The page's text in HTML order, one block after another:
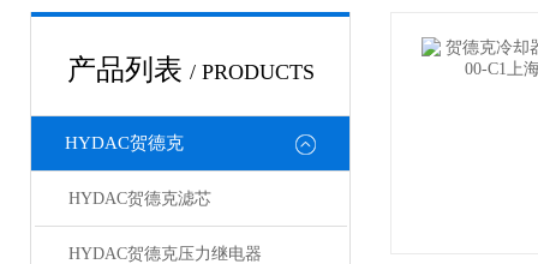
产品列表 / PRODUCTS
HYDAC贺德克
HYDAC贺德克滤芯
HYDAC贺德克压力继电器